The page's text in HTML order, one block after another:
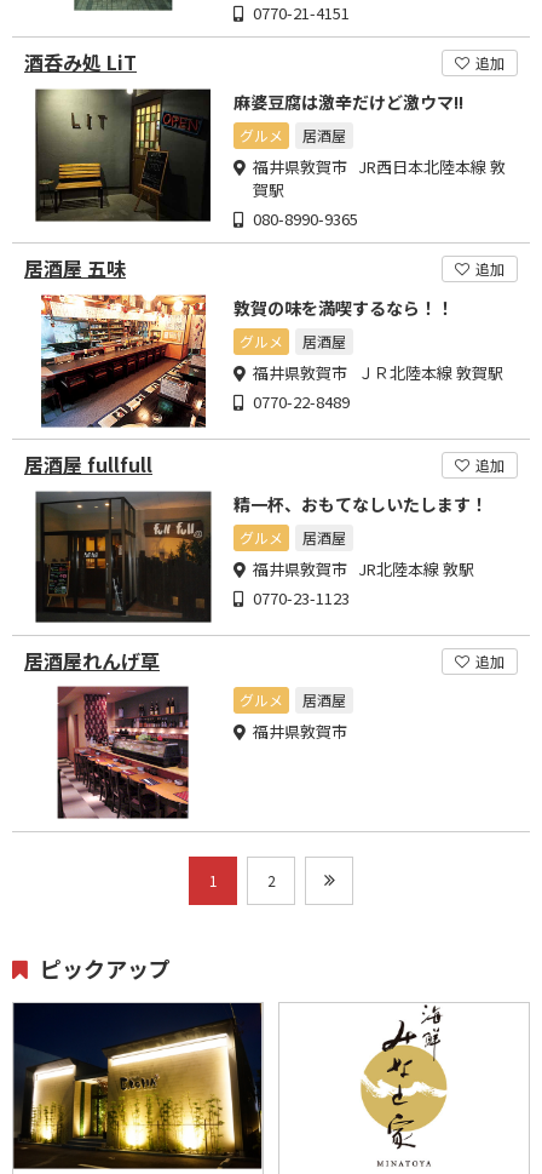
0770-21-4151
酒呑み処 LiT 追加
麻婆豆腐は激辛だけど激ウマ!!
グルメ 居酒屋
福井県敦賀市 JR西日本北陸本線 敦
賀駅
080-8990-9365
居酒屋 五味 追加
敦賀の味を満喫するなら！！
グルメ 居酒屋
福井県敦賀市 ＪＲ北陸本線 敦賀駅
0770-22-8489
居酒屋 fullfull 追加
精一杯、おもてなしいたします！
グルメ 居酒屋
福井県敦賀市 JR北陸本線 敦駅
0770-23-1123
居酒屋れんげ草
追加
グルメ
居酒屋
福井県敦賀市
1 2
ピックアップ